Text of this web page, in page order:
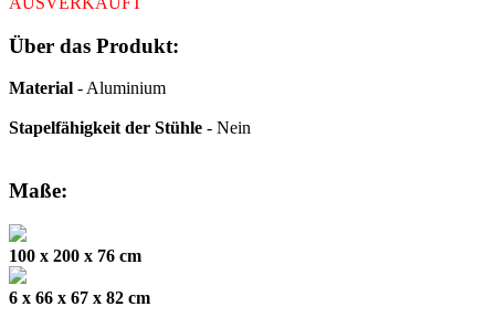
Über das Produkt:
Material - Aluminium
Stapelfähigkeit der Stühle - Nein
Maße:
100 x 200 x 76 cm
6 x 66 x 67 x 82 cm